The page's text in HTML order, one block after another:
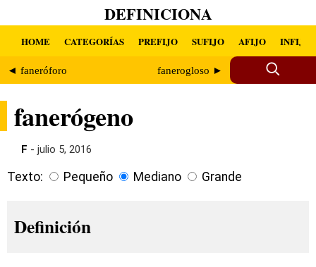
DEFINICIONA
HOME CATEGORÍAS PREFIJO SUFIJO AFIJO INFIJO
◄ faneróforo fanerogloso ►
fanerógeno
F - julio 5, 2016
Texto: Pequeño Mediano Grande
Definición